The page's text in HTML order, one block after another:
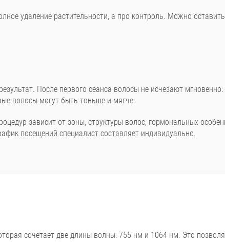
удаление растительности, а про контроль. Можно
После первого сеанса волосы не исчезают
волосы могут быть тоньше и мягче.
зависит от зоны, структуры волос, гормональных
посещений специалист составляет индивидуально.
сочетает две длины волны: 755 нм и 1064 нм. Это